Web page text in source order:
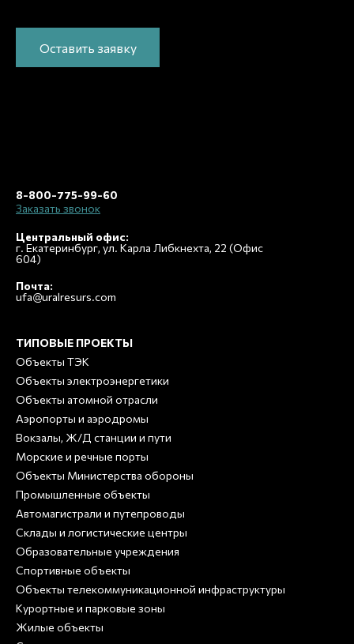
Оставить заявку
8-800-775-99-60
Заказать звонок
Центральный офис:
г. Екатеринбург, ул. Карла Либкнехта, 22 (Офис
604)
Почта:
ufa@uralresurs.com
ТИПОВЫЕ ПРОЕКТЫ
Объекты ТЭК
Объекты электроэнергетики
Объекты атомной отрасли
Аэропорты и аэродромы
Вокзалы, Ж/Д станции и пути
Морские и речные порты
Объекты Министерства обороны
Промышленные объекты
Автомагистрали и путепроводы
Склады и логистические центры
Образовательные учреждения
Спортивные объекты
Объекты телекоммуникационной инфраструктуры
Курортные и парковые зоны
Жилые объекты